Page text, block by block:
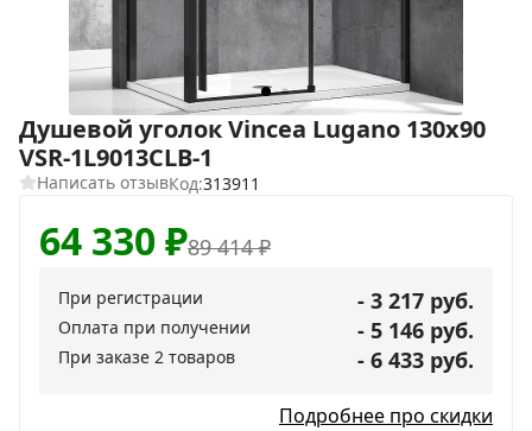
Душевой уголок Vincea Lugano 130х90
VSR-1L9013CLB-1
Написать отзывКод:313911
89 414₽
64 330₽
При регистрации - 3 217 руб.
Оплата при получении - 5 146 руб.
При заказе 2 товаров - 6 433 руб.
Подробнее про скидки